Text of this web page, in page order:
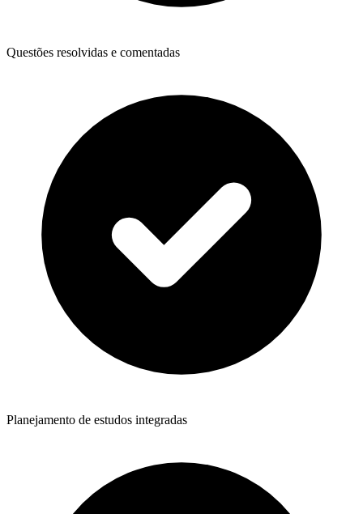
Questões resolvidas e comentadas
Planejamento de estudos integradas